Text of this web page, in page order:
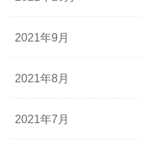
2021年9月
2021年8月
2021年7月